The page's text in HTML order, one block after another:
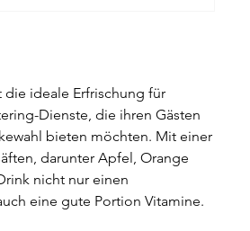
die ideale Erfrischung für
Dienste, die ihren Gästen
bieten möchten. Mit einer
darunter Apfel, Orange
nicht nur einen
eine gute Portion Vitamine.